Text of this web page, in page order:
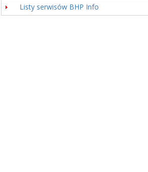
Listy serwisów BHP Info